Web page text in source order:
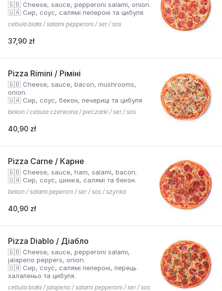
🇬🇧 Cheese, sauce, pepperoni salami, onion.
🇺🇦 Сир, соус, салямі пепероні та цибуля.
cebula biała / salami pepperoni / ser / sos
37,90 zł
Pizza Rimini / Ріміні
🇬🇧 Cheese, sauce, bacon, mushrooms,
onion.
🇺🇦 Сир, соус, бекон, печериці та цибуля
bekon / cebula czerwona / pieczarki / ser / sos
40,90 zł
Pizza Carne / Карне
🇬🇧 Cheese, sauce, ham, salami, bacon.
🇺🇦 Сир, соус, шинка, салямі та бекон.
bekon / salami peperoni / ser / sos / szynka
40,90 zł
Pizza Diablo / Діабло
🇬🇧 Cheese, sauce, pepperoni salami,
jalapeno peppers, onion.
🇺🇦 Сир, соус, салямі пепероні, перець
халапеньо та цибуля.
cebula biała / jalapeno / salami pepperoni / ser / sos